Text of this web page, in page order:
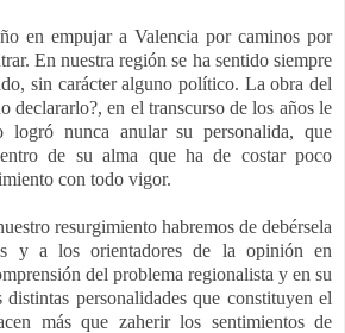
en empujar a Valencia por caminos por
En nuestra región se ha sentido siempre
sin carácter alguno político. La obra del
declararlo?, en el transcurso de los años le
logró nunca anular su personalida, que
de su alma que ha de costar poco
con todo vigor.
resurgimiento habremos de debérsela
y a los orientadores de la opinión en
del problema regionalista y en su
personalidades que constituyen el
más que zaherir los sentimientos de